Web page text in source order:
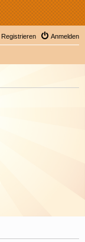
Anmelden
Registrieren